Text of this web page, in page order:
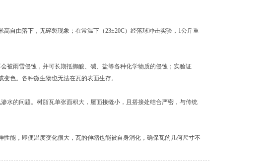
自由落下，无碎裂现象；在常温下（23±20C）经落球冲击实验，1公斤重
雨雪侵蚀，并可长期抵御酸、碱、盐等各种化学物质的侵蚀；实验证
色。各种微生物也无法在瓦的表面生存。
的问题。树脂瓦单张面积大，屋面接缝小，且搭接处结合严密，与传统
能，即便温度变化很大，瓦的伸缩也能被自身消化，确保瓦的几何尺寸不